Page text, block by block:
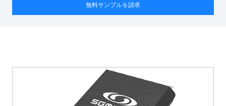
無料サンプルを請求